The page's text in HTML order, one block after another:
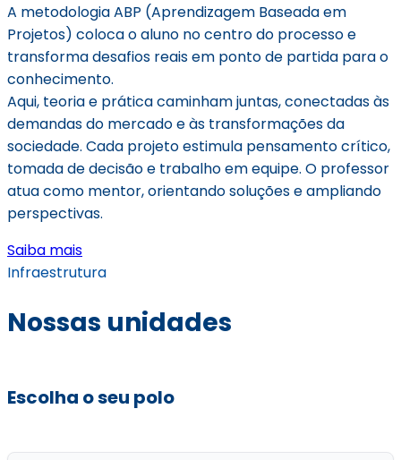
A metodologia ABP (Aprendizagem Baseada em
Projetos) coloca o aluno no centro do processo e
transforma desafios reais em ponto de partida para o
conhecimento.
Aqui, teoria e prática caminham juntas, conectadas às
demandas do mercado e às transformações da
sociedade. Cada projeto estimula pensamento crítico,
tomada de decisão e trabalho em equipe. O professor
atua como mentor, orientando soluções e ampliando
perspectivas.
Saiba mais
Infraestrutura
Nossas unidades
Escolha o seu polo